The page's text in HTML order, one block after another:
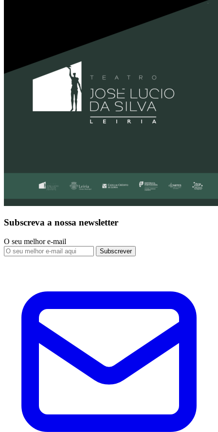
Subscreva a nossa newsletter
O seu melhor e-mail
Subscrever